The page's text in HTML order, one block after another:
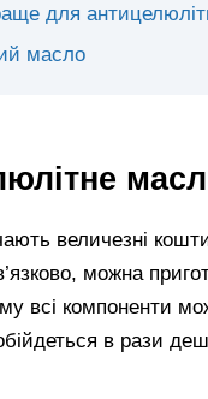
для
масло
величезні
можна
всі компоненти
в рази